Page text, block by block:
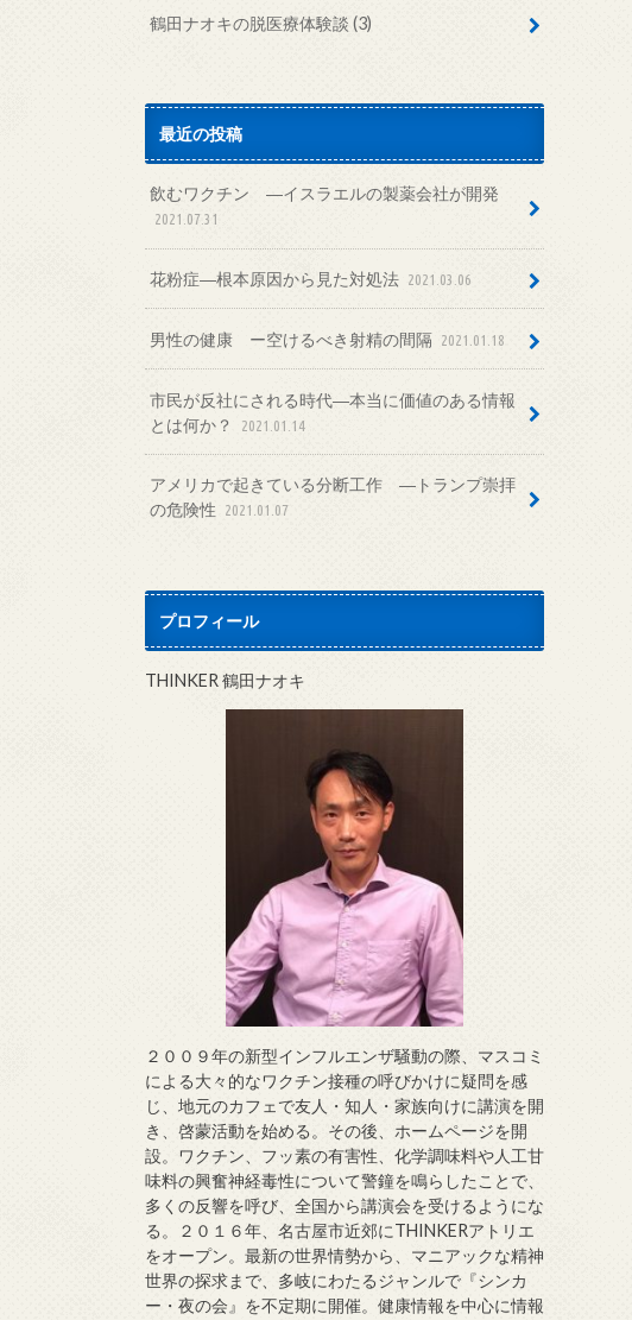
鶴田ナオキの脱医療体験談(3)
最近の投稿
飲むワクチン ―イスラエルの製薬会社が開発
2021.07.31
花粉症―根本原因から見た対処法 2021.03.06
男性の健康 ー空けるべき射精の間隔 2021.01.18
市民が反社にされる時代―本当に価値のある情報
とは何か？
2021.01.14
アメリカで起きている分断工作 ―トランプ崇拝
の危険性
2021.01.07
プロフィール
THINKER 鶴田ナオキ
２００９年の新型インフルエンザ騒動の際、マスコミ
による大々的なワクチン接種の呼びかけに疑問を感
じ、地元のカフェで友人・知人・家族向けに講演を開
き、啓蒙活動を始める。その後、ホームページを開
設。ワクチン、フッ素の有害性、化学調味料や人工甘
味料の興奮神経毒性について警鐘を鳴らしたことで、
多くの反響を呼び、全国から講演会を受けるようにな
る。２０１６年、名古屋市近郊にTHINKERアトリエ
をオープン。最新の世界情勢から、マニアックな精神
世界の探求まで、多岐にわたるジャンルで『シンカ
ー・夜の会』を不定期に開催。健康情報を中心に情報